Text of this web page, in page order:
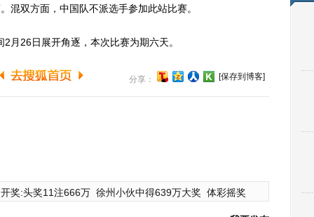
混双方面，中国队不派选手参加此站比赛。
26日展开角逐，本次比赛为期六天。
分享： [保存到博客]
奖:头奖11注666万 徐州小伙中得639万大奖 体彩摇奖